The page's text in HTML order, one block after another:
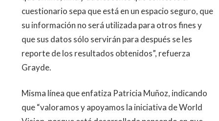
cuestionario sepa que está en un espacio seguro, que
su información no será utilizada para otros fines y
que sus datos sólo servirán para después se les
reporte de los resultados obtenidos”, refuerza
Grayde.
Misma línea que enfatiza Patricia Muñoz, indicando
que “valoramos y apoyamos la iniciativa de World